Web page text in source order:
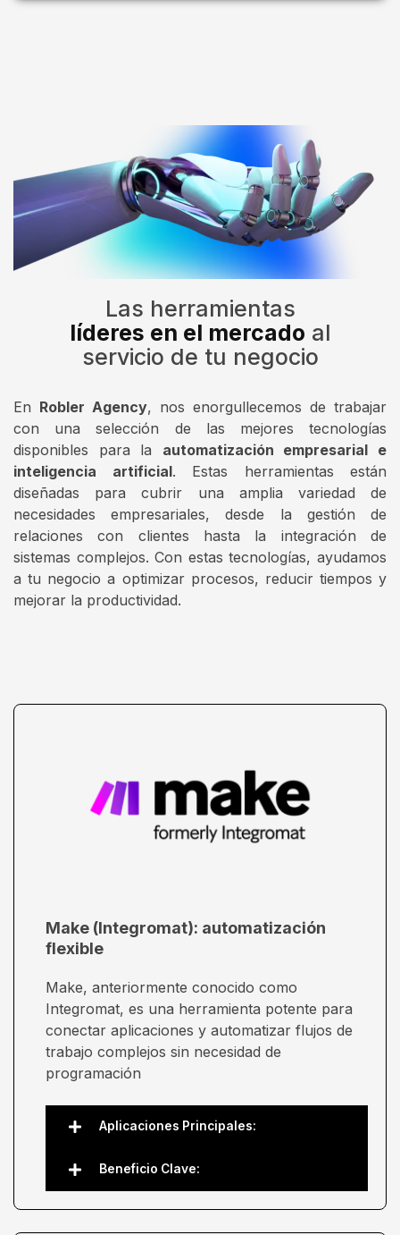
Las herramientas
líderes en el mercado al
servicio de tu negocio
En Robler Agency, nos enorgullecemos de trabajar
con una selección de las mejores tecnologías
disponibles para la automatización empresarial e
inteligencia artificial. Estas herramientas están
diseñadas para cubrir una amplia variedad de
necesidades empresariales, desde la gestión de
relaciones con clientes hasta la integración de
sistemas complejos. Con estas tecnologías, ayudamos
a tu negocio a optimizar procesos, reducir tiempos y
mejorar la productividad.
Make (Integromat): automatización
flexible
Make, anteriormente conocido como
Integromat, es una herramienta potente para
conectar aplicaciones y automatizar flujos de
trabajo complejos sin necesidad de
programación
Aplicaciones Principales:
Beneficio Clave: